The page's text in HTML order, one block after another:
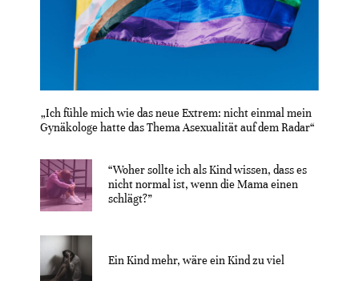
„Ich fühle mich wie das neue Extrem: nicht einmal mein
Gynäkologe hatte das Thema Asexualität auf dem Radar“
“Woher sollte ich als Kind wissen, dass es
nicht normal ist, wenn die Mama einen
schlägt?”
Ein Kind mehr, wäre ein Kind zu viel